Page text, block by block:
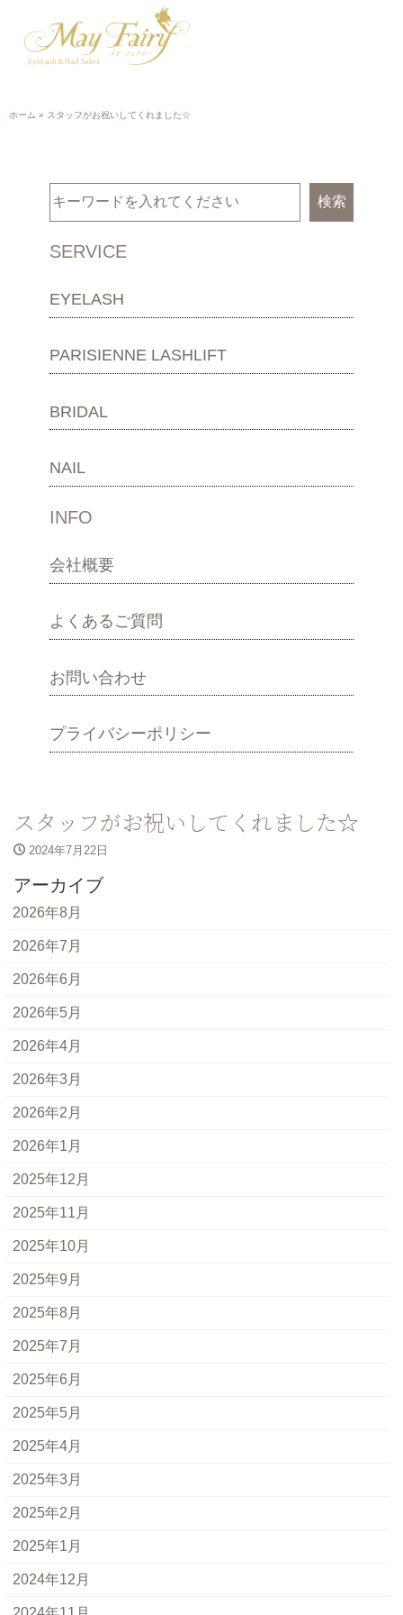
ホーム » スタッフがお祝いしてくれました☆
検索
SERVICE
EYELASH
PARISIENNE LASHLIFT
BRIDAL
NAIL
INFO
会社概要
よくあるご質問
お問い合わせ
プライバシーポリシー
スタッフがお祝いしてくれました☆
2024年7月22日
アーカイブ
2026年8月
2026年7月
2026年6月
2026年5月
2026年4月
2026年3月
2026年2月
2026年1月
2025年12月
2025年11月
2025年10月
2025年9月
2025年8月
2025年7月
2025年6月
2025年5月
2025年4月
2025年3月
2025年2月
2025年1月
2024年12月